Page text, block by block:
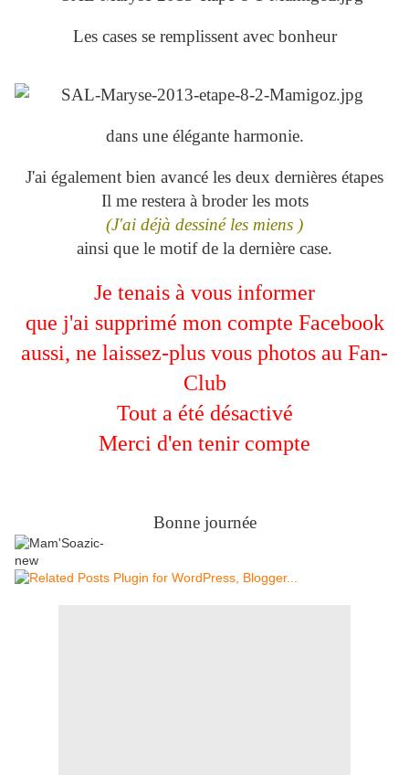
Les cases se remplissent avec bonheur
dans une élégante harmonie.
J'ai également bien avancé les deux dernières étapes
Il me restera à broder les mots
(J'ai déjà dessiné les miens )
ainsi que le motif de la dernière case.
Je tenais à vous informer
que j'ai supprimé mon compte Facebook
aussi, ne laissez-plus vous photos au Fan-
Club
Tout a été désactivé
Merci d'en tenir compte
Bonne journée